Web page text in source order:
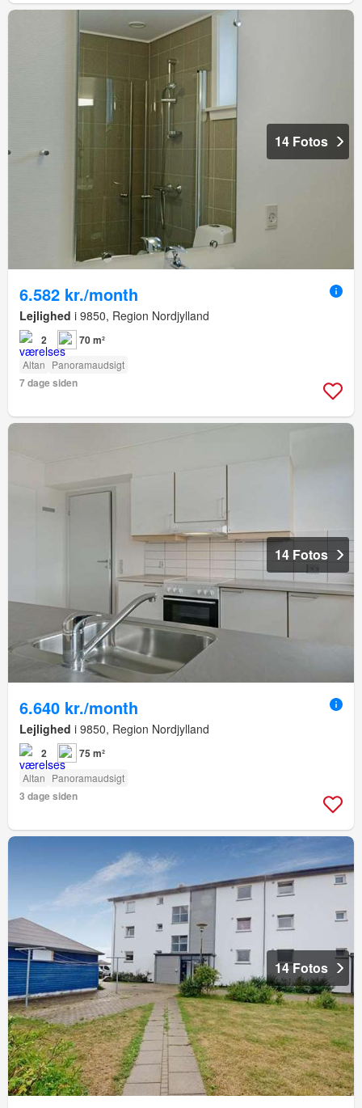
14 Fotos
6.582 kr./month
Lejlighed i 9850, Region Nordjylland
2 70 m²
Altan Panoramaudsigt
7 dage siden
14 Fotos
6.640 kr./month
Lejlighed i 9850, Region Nordjylland
2 75 m²
Altan Panoramaudsigt
3 dage siden
14 Fotos